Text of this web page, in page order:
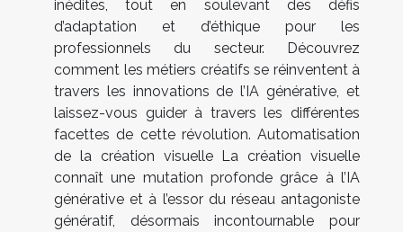
inédites, tout en soulevant des défis
d’adaptation et d’éthique pour les
professionnels du secteur. Découvrez
comment les métiers créatifs se réinventent à
travers les innovations de l’IA générative, et
laissez-vous guider à travers les différentes
facettes de cette révolution. Automatisation
de la création visuelle La création visuelle
connaît une mutation profonde grâce à l’IA
générative et à l’essor du réseau antagoniste
génératif, désormais incontournable pour